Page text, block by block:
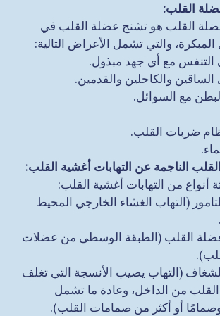
القلب:
القلب هو تشنج عضلة القلب في
والتي تشمل الأعراض التالية:
مع أي جهد مبذول.
والكاحلين والقدمين.
مع السوائل.
ضربات القلب.
الناجمة عن التهابات أغشية القلب:
أنواع من التهابات أغشية القلب:
(التهاب الغشاء الخارجي المحيط
القلب (الطبقة الوسطى من عضلات
(التهاب يصيب الأنسجة التي تغلف
من الداخل، وعادة ما تشمل
أو أكثر من صمامات القلب).